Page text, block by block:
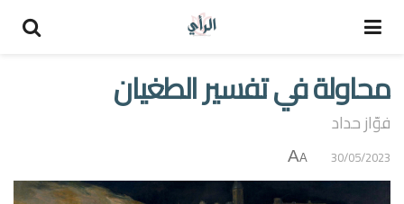
محاولة في تفسير الطغيان
فوّاز حداد
30/05/2023
A
A